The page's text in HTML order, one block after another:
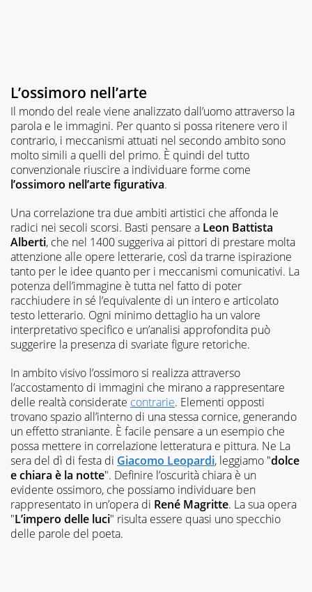
L’ossimoro nell’arte
Il mondo del reale viene analizzato dall’uomo attraverso la
parola e le immagini. Per quanto si possa ritenere vero il
contrario, i meccanismi attuati nel secondo ambito sono
molto simili a quelli del primo. È quindi del tutto
convenzionale riuscire a individuare forme come
l’ossimoro nell’arte figurativa.
Una correlazione tra due ambiti artistici che affonda le
radici nei secoli scorsi. Basti pensare a Leon Battista
Alberti, che nel 1400 suggeriva ai pittori di prestare molta
attenzione alle opere letterarie, così da trarne ispirazione
tanto per le idee quanto per i meccanismi comunicativi. La
potenza dell’immagine è tutta nel fatto di poter
racchiudere in sé l’equivalente di un intero e articolato
testo letterario. Ogni minimo dettaglio ha un valore
interpretativo specifico e un’analisi approfondita può
suggerire la presenza di svariate figure retoriche.
In ambito visivo l’ossimoro si realizza attraverso
l’accostamento di immagini che mirano a rappresentare
delle realtà considerate contrarie. Elementi opposti
trovano spazio all’interno di una stessa cornice, generando
un effetto straniante. È facile pensare a un esempio che
possa mettere in correlazione letteratura e pittura. Ne La
sera del dì di festa di Giacomo Leopardi, leggiamo "dolce
e chiara è la notte". Definire l’oscurità chiara è un
evidente ossimoro, che possiamo individuare ben
rappresentato in un’opera di René Magritte. La sua opera
"L’impero delle luci" risulta essere quasi uno specchio
delle parole del poeta.